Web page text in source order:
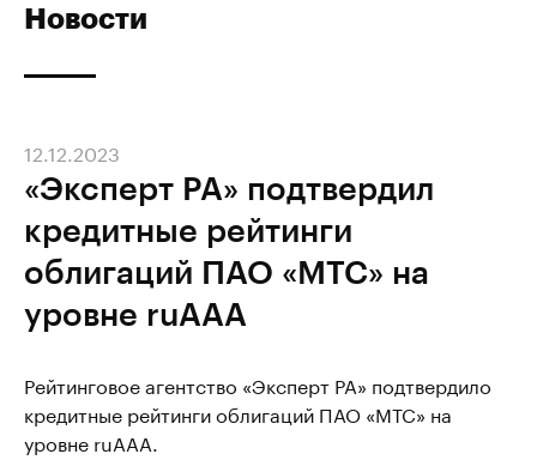
Новости
«Эксперт РА» подтвердил
кредитные рейтинги
облигаций ПАО «МТС» на
уровне ruAAA
12.12.2023
Рейтинговое агентство «Эксперт РА» подтвердило
кредитные рейтинги облигаций ПАО «МТС» на
уровне ruAAA.